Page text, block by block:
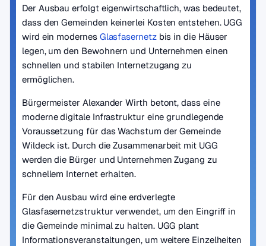
Der Ausbau erfolgt eigenwirtschaftlich, was bedeutet,
dass den Gemeinden keinerlei Kosten entstehen. UGG
wird ein modernes Glasfasernetzbis in die Häuser
legen, um den Bewohnern und Unternehmen einen
schnellen und stabilen Internetzugang zu
ermöglichen.
Bürgermeister Alexander Wirth betont, dass eine
moderne digitale Infrastruktur eine grundlegende
Voraussetzung für das Wachstum der Gemeinde
Wildeck ist. Durch die Zusammenarbeit mit UGG
werden die Bürger und Unternehmen Zugang zu
schnellem Internet erhalten.
Für den Ausbau wird eine erdverlegte
Glasfasernetzstruktur verwendet, um den Eingriff in
die Gemeinde minimal zu halten. UGG plant
Informationsveranstaltungen, um weitere Einzelheiten